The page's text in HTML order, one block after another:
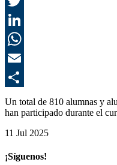
Un total de 810 alumnas y
han participado durante el
11 Jul 2025
¡Síguenos!